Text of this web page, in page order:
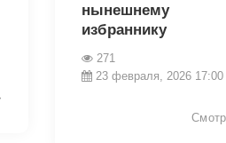
нынешнему
избраннику
271
23 февраля, 2026 17:00